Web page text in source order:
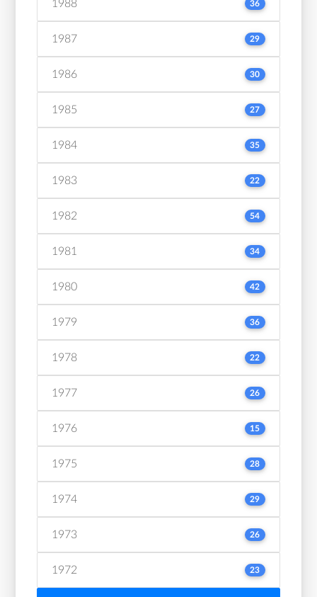
1988 36
1987 29
1986 30
1985 27
1984 35
1983 22
1982 54
1981 34
1980 42
1979 36
1978 22
1977 26
1976 15
1975 28
1974 29
1973 26
1972 23